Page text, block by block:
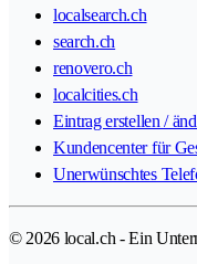
localsearch.ch
search.ch
renovero.ch
localcities.ch
Eintrag erstellen /
Kundencenter für
Unerwünschtes
© 2026 local.ch - Ein